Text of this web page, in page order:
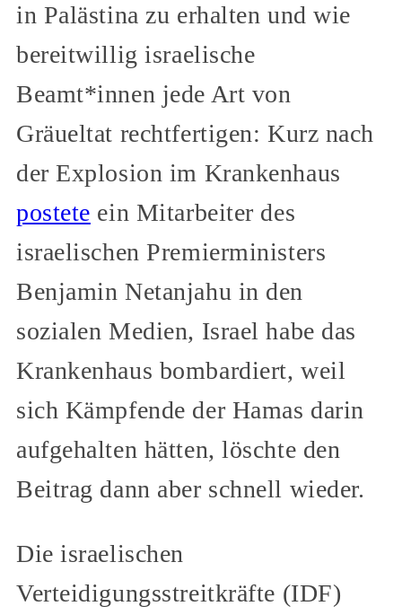
in Palästina zu erhalten und wie
bereitwillig israelische
Beamt*innen jede Art von
Gräueltat rechtfertigen: Kurz nach
der Explosion im Krankenhaus
postete ein Mitarbeiter des
israelischen Premierministers
Benjamin Netanjahu in den
sozialen Medien, Israel habe das
Krankenhaus bombardiert, weil
sich Kämpfende der Hamas darin
aufgehalten hätten, löschte den
Beitrag dann aber schnell wieder.
Die israelischen
Verteidigungsstreitkräfte (IDF)